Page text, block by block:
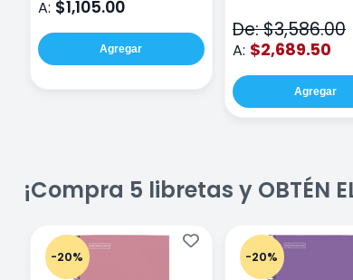
A: $1,105.00
Agregar
De: $3,586.00
A: $2,689.50
Agregar
¡Compra 5 libretas y OBTÉN
-20% -20%